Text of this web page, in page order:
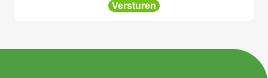
Versturen